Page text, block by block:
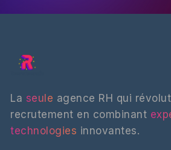
La seule agence RH qui
recrutement en combinant
technologies innovantes.